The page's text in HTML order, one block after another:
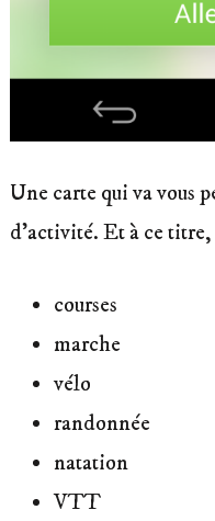
Une carte qui va vous
d’activité. Et à ce
courses
marche
vélo
randonnée
natation
VTT